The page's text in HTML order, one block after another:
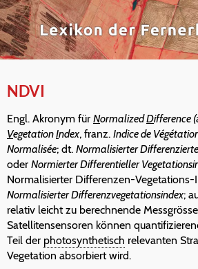
NDVI
Engl. Akronym für NormalizedDifference (
VegetationIndex, franz. Indice de
Normalisée; dt. Normalisierter
oder Normierter Differentieller
Normalisierter Differenzen-Vegetations-
Normalisierter Differenzvegetationsindex;
relativ leicht zu berechnende
Satellitensensoren können
Teil der photosynthetisch relevanten
Vegetation absorbiert wird.